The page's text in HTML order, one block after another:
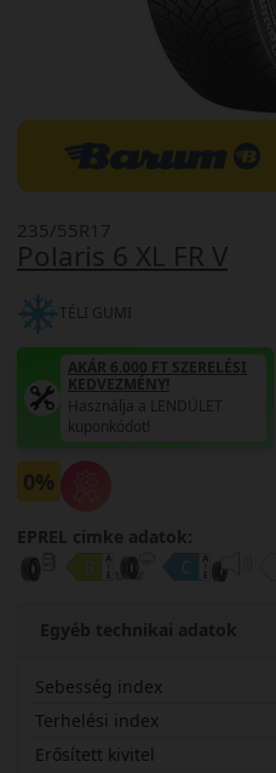
Polaris 6 XL FR V
235/55R17
TÉLI GUMI
AKÁR 6.000 FT SZERELÉSI
KEDVEZMÉNY!
Használja a LENDÜLET
kuponkódot!
0%
EPREL cimke adatok:
Egyéb technikai adatok
Sebesség index
Terhelési index
Erősített kivitel